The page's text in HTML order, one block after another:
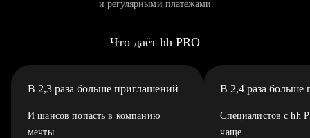
и регулярными платежами
Что даёт hh PRO
В 2,3 раза больше приглашений
И шансов попасть в компанию
мечты
В 2,4 раза больше
Специалистов с hh
чаще